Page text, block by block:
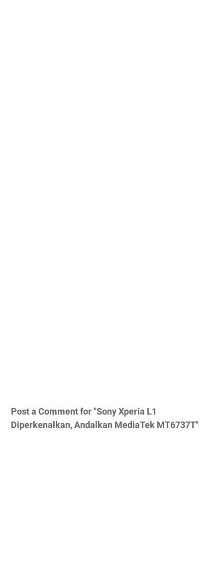
Post a Comment for "Sony Xperia L1
Diperkenalkan, Andalkan MediaTek MT6737T"